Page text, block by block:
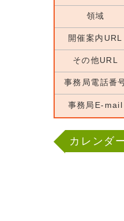
領域
開催案内URL
その他URL
事務局電話番
事務局E-mail
カレンダ